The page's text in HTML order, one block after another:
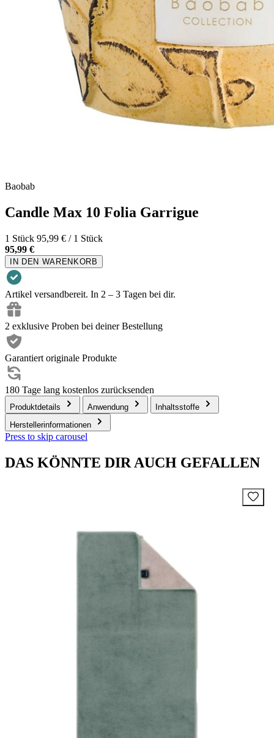
Baobab
Candle Max 10 Folia Garrigue
1 Stück 95,99 € / 1 Stück
95,99 €
IN DEN WARENKORB
Artikel versandbereit. In 2 – 3 Tagen bei dir.
2 exklusive Proben bei deiner Bestellung
Garantiert originale Produkte
180 Tage lang kostenlos zurücksenden
Produktdetails Anwendung
Inhaltsstoffe
Herstellerinformationen
Press to skip carousel
DAS KÖNNTE DIR AUCH GEFALLEN